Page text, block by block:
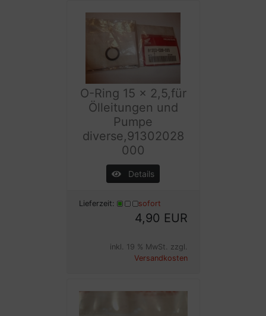
O-Ring 15 x 2,5,für
Ölleitungen und
Pumpe
diverse,91302028
000
Details
Lieferzeit: sofort
4,90 EUR
inkl. 19 % MwSt. zzgl.
Versandkosten